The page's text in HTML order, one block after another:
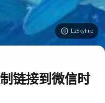
LzSkyline
链接到微信时